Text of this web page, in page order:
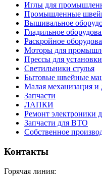
Иглы для
Промышленные
Вышивальное
Гладильное
Раскройное
Моторы для
Прессы для
Светильники стулья
Бытовые швейные
Малая механизация и
Запчасти
ЛАПКИ
Ремонт электроники
Запчасти для ВТО
Собственное
Контакты
Горячая линия: